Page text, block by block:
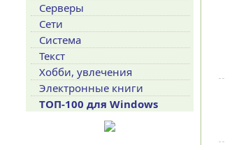
Серверы
Сети
Система
Текст
Хобби, увлечения
Электронные книги
ТОП-100 для Windows